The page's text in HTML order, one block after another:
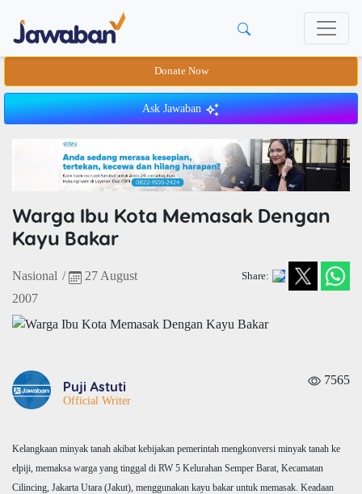
Donate Now
Ask Jawaban
Warga Ibu Kota Memasak Dengan
Kayu Bakar
Nasional /
27 August
2007
Share:
Puji Astuti
Official Writer
7565
Kelangkaan minyak tanah akibat kebijakan pemerintah mengkonversi minyak tanah ke
elpiji, memaksa warga yang tinggal di RW 5 Kelurahan Semper Barat, Kecamatan
Cilincing, Jakarta Utara (Jakut), menggunakan kayu bakar untuk memasak. Keadaan